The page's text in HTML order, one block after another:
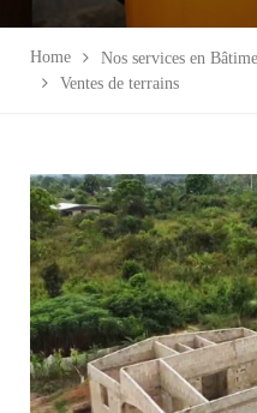
Home
Nos services en
Ventes de terrains